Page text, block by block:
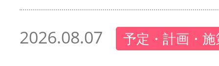
2026.08.07 予定・計画・